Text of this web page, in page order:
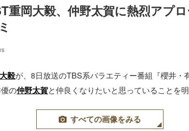
重岡大毅、仲野太賀に熱烈アプロ
毅が、8日放送のTBS系バラエティー番組『櫻井・
の仲野太賀と仲良くなりたいと思っていることを明
すべての画像をみる